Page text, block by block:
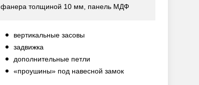
фанера толщиной 10 мм, панель МДФ
вертикальные засовы
задвижка
дополнительные петли
«проушины» под навесной замок